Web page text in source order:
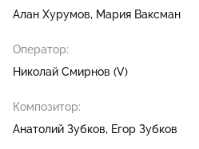
Алан Хурумов
Мария Ваксман
Оператор:
Николай Смирнов (V)
Композитор:
Анатолий Зубков
Егор Зубков